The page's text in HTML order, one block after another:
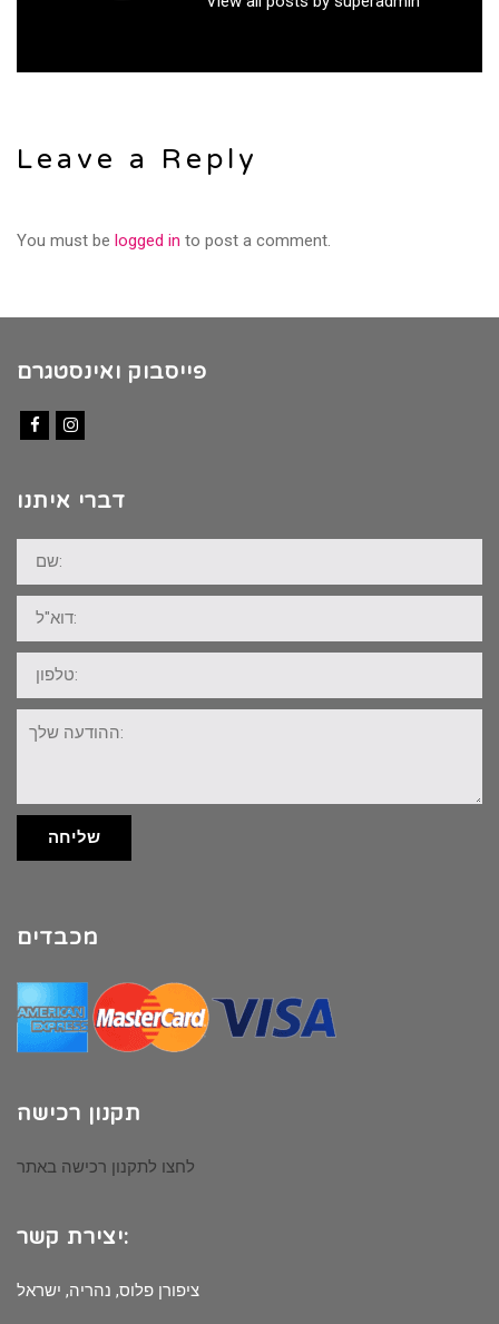
Leave a Reply
You must be logged in to post a comment.
פייסבוק ואינסטגרם
דברי איתנו
שם:
דוא"ל:
טלפון:
ההודעה
שלך:
שליחה
מכבדים
תקנון רכישה
לחצו לתקנון רכישה באתר
יצירת קשר:
ציפורן פלוס, נהריה, ישראל